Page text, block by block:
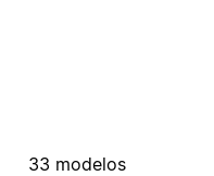
33 modelos